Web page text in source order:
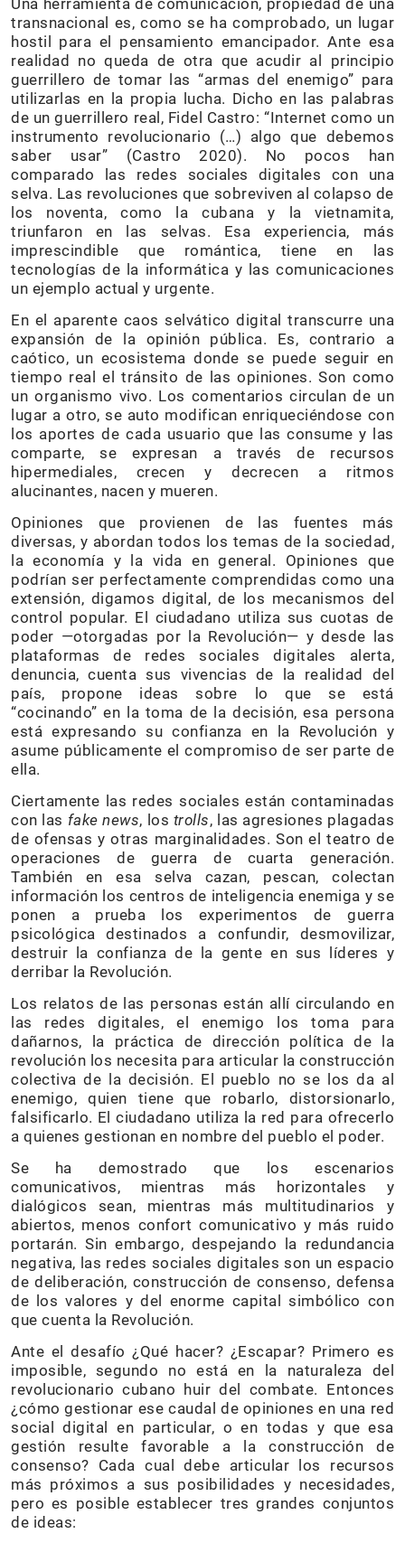
transnacional es, como se ha comprobado, un lugar
hostil para el pensamiento emancipador. Ante esa
realidad no queda de otra que acudir al principio
guerrillero de tomar las “armas del enemigo” para
utilizarlas en la propia lucha. Dicho en las palabras
de un guerrillero real, Fidel Castro: “Internet como un
instrumento revolucionario (…) algo que debemos
saber usar” (Castro 2020). No pocos han
comparado las redes sociales digitales con una
selva. Las revoluciones que sobreviven al colapso de
los noventa, como la cubana y la vietnamita,
triunfaron en las selvas. Esa experiencia, más
imprescindible que romántica, tiene en las
tecnologías de la informática y las comunicaciones
un ejemplo actual y urgente.
En el aparente caos selvático digital transcurre una
expansión de la opinión pública. Es, contrario a
caótico, un ecosistema donde se puede seguir en
tiempo real el tránsito de las opiniones. Son como
un organismo vivo. Los comentarios circulan de un
lugar a otro, se auto modifican enriqueciéndose con
los aportes de cada usuario que las consume y las
comparte, se expresan a través de recursos
hipermediales, crecen y decrecen a ritmos
alucinantes, nacen y mueren.
Opiniones que provienen de las fuentes más
diversas, y abordan todos los temas de la sociedad,
la economía y la vida en general. Opiniones que
podrían ser perfectamente comprendidas como una
extensión, digamos digital, de los mecanismos del
control popular. El ciudadano utiliza sus cuotas de
poder —otorgadas por la Revolución— y desde las
plataformas de redes sociales digitales alerta,
denuncia, cuenta sus vivencias de la realidad del
país, propone ideas sobre lo que se está
“cocinando” en la toma de la decisión, esa persona
está expresando su confianza en la Revolución y
asume públicamente el compromiso de ser parte de
ella.
Ciertamente las redes sociales están contaminadas
con las fake news, los trolls, las agresiones plagadas
de ofensas y otras marginalidades. Son el teatro de
operaciones de guerra de cuarta generación.
También en esa selva cazan, pescan, colectan
información los centros de inteligencia enemiga y se
ponen a prueba los experimentos de guerra
psicológica destinados a confundir, desmovilizar,
destruir la confianza de la gente en sus líderes y
derribar la Revolución.
Los relatos de las personas están allí circulando en
las redes digitales, el enemigo los toma para
dañarnos, la práctica de dirección política de la
revolución los necesita para articular la construcción
colectiva de la decisión. El pueblo no se los da al
enemigo, quien tiene que robarlo, distorsionarlo,
falsificarlo. El ciudadano utiliza la red para ofrecerlo
a quienes gestionan en nombre del pueblo el poder.
Se ha demostrado que los escenarios
comunicativos, mientras más horizontales y
dialógicos sean, mientras más multitudinarios y
abiertos, menos confort comunicativo y más ruido
portarán. Sin embargo, despejando la redundancia
negativa, las redes sociales digitales son un espacio
de deliberación, construcción de consenso, defensa
de los valores y del enorme capital simbólico con
que cuenta la Revolución.
Ante el desafío ¿Qué hacer? ¿Escapar? Primero es
imposible, segundo no está en la naturaleza del
revolucionario cubano huir del combate. Entonces
¿cómo gestionar ese caudal de opiniones en una red
social digital en particular, o en todas y que esa
gestión resulte favorable a la construcción de
consenso? Cada cual debe articular los recursos
más próximos a sus posibilidades y necesidades,
pero es posible establecer tres grandes conjuntos
de ideas: